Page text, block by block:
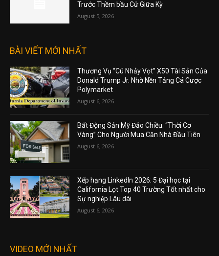
Trước Thềm bầu Cử Giữa Kỳ
August 5, 2026
BÀI VIẾT MỚI NHẤT
Thương Vụ “Cú Nhảy Vọt” X50 Tài Sản Của
Donald Trump Jr. Nhờ Nền Tảng Cá Cược
Polymarket
August 6, 2026
Bất Động Sản Mỹ Đảo Chiều: “Thời Cơ
Vàng” Cho Người Mua Căn Nhà Đầu Tiên
August 6, 2026
Xếp hạng LinkedIn 2026: 5 Đại học tại
California Lọt Top 40 Trường Tốt nhất cho
Sự nghiệp Lâu dài
August 6, 2026
VIDEO MỚI NHẤT